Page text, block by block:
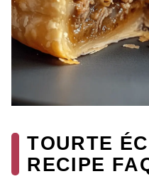
TOURTE
RECIPE